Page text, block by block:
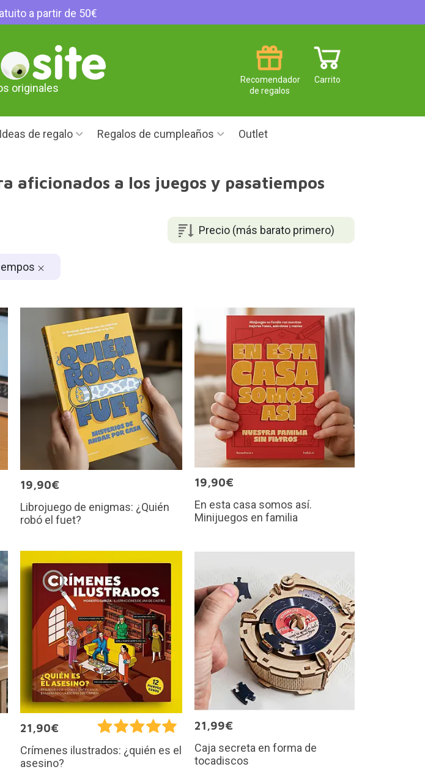
a partir de 50€
originales
Carrito
Recomendador
de regalos
Ideas de regalo Regalos de cumpleaños Outlet
aficionados a los juegos y pasatiempos
Precio (más barato primero)
19,90€
Librojuego de enigmas: ¿Quién
robó el fuet?
19,90€
En esta casa somos así.
Minijuegos en familia
21,90€
Crímenes ilustrados: ¿quién es el
asesino?
21,99€
Caja secreta en forma de
tocadiscos